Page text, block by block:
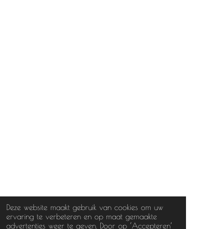
Deze website maakt gebruik van cookies om uw
ervaring te verbeteren en op maat gemaakte
advertenties weer te geven. Door op ‘Accepteren’